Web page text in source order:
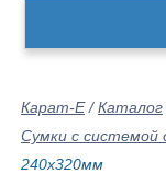
Карат-Е/Каталог
Сумки с системой
240х320мм